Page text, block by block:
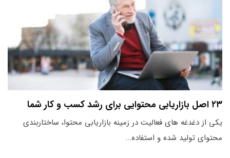
۲۳ اصل بازاریابی محتوایی برای رشد کسب و کار شما
یکی از دغدغه های فعالیت در زمینه بازاریابی محتوا، ساختاربندی
محتوای تولید شده و استفاده...